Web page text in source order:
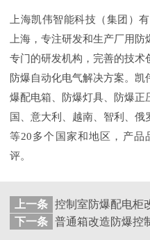
上海凯伟智能科技（集团）
上海，专注研发和生产厂用
专门的研发机构，完善的技
防爆自动化电气解决方案。
爆配电箱、防爆灯具、防爆正
国、意大利、越南、智利、
等20多个国家和地区，产品
评。
上一条 控制室防爆配电柜
下一条